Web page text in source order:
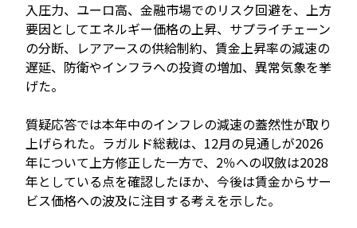
入圧力、ユーロ高、金融市場でのリスク回避を、上方
要因としてエネルギー価格の上昇、サプライチェーン
の分断、レアアースの供給制約、賃金上昇率の減速の
遅延、防衛やインフラへの投資の増加、異常気象を挙
げた。
質疑応答では本年中のインフレの減速の蓋然性が取り
上げられた。ラガルド総裁は、12月の見通しが2026
年について上方修正した一方で、2％への収斂は2028
年としている点を確認したほか、今後は賃金からサー
ビス価格への波及に注目する考えを示した。